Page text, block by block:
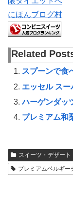
にほんブログ村
Related
スプーンで
エッセル スー
ハーゲンダッ
プレミアム和
スイーツ・デザート
プレミアムベルギー